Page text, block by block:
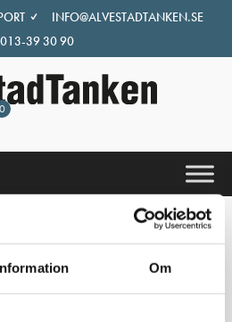
Om
INFO@ALVESTADTANKEN.SE
013-39 30 90
0